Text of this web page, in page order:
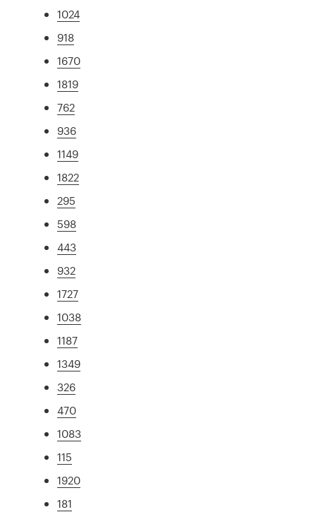
1024
918
1670
1819
762
936
1149
1822
295
598
443
932
1727
1038
1187
1349
326
470
1083
115
1920
181